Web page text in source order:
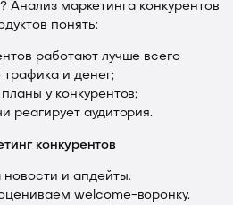
Анализ маркетинга конкурентов
понять:
работают лучше всего
и денег;
у конкурентов;
реагирует аудитория.
конкурентов
и апдейты.
welcome-воронку.